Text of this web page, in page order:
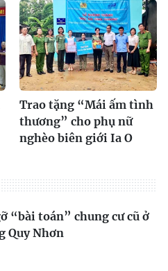
Trao tặng “Mái ấm tình
thương” cho phụ nữ
nghèo biên giới Ia O
“bài toán” chung cư cũ ở
Quy Nhơn